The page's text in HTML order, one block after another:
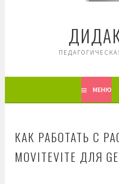
МЕНЮ
КАК РАБОТАТЬ С
MOVITEVITE ДЛЯ